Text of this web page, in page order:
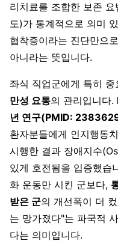
리치료를 조합한 보존
도)가 통계적으로 의미
협착증이라는 진단만으
아니라는 뜻입니다.
좌식 직업군에게 특히 중
만성 요통의 관리입니다.
년 연구(PMID:
환자분들에게 인지행동
시행한 결과 장애지수
있게 호전됨을 입증했습
화 운동만 시킨 군보다,
받은 군의 개선폭이 더
는 망가졌다"는 파국적
다는 의미입니다.